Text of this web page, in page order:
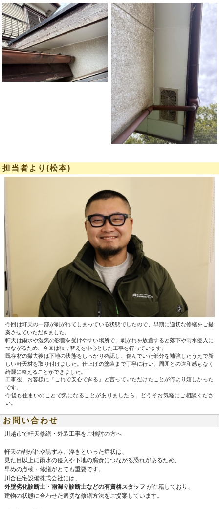
担当者より(松本)
今回は軒天の一部が剥がれてしまっている状態でしたので、早期に適切な修繕をご提
案させていただきました。
軒天は雨水や湿気の影響を受けやすい場所で、剥がれを放置すると落下や雨水侵入に
つながるため、今回は張り替えを中心とした工事を行っています。
既存材の撤去後は下地の状態をしっかり確認し、傷んでいた部分を補強したうえで新
しい軒天材を取り付けました。仕上げの塗装まで丁寧に行い、周囲との違和感もなく
綺麗に整えることができました。
工事後、お客様に『これで安心できる』と言っていただけたことが何より嬉しかった
です。
今後も住まいのことで気になることがありましたら、どうぞお気軽にご相談くださ
い。
お問い合わせ
川越市で軒天修繕・外装工事をご検討の方へ
軒天の剥がれや黒ずみ、浮きといった症状は、
見た目以上に雨水の侵入や下地の腐食につながる恐れがあるため、
早めの点検・修繕がとても重要です。
川合住宅設備株式会社には、
外壁劣化診断士・雨漏り診断士などの有資格スタッフ が在籍しており、
建物の状態に合わせた適切な修繕方法をご提案しています。